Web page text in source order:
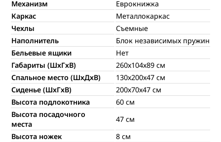
Механизм
Еврокнижка
Каркас
Металлокаркас
Чехлы
Съемные
Наполнитель
Блок независимых пружин
Бельевые ящики
Нет
Габариты (ШхГхВ)
260х104х89 см
Спальное место (ШхДхВ)
130х200х47 см
Сиденье (ШхГхВ)
200х70х47 см
Высота подлокотника
60 см
Высота посадочного
места
47 см
Высота ножек
8 см